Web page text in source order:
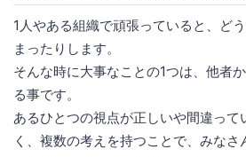
1人やある組織で頑張っていると、ど
まったりします。
そんな時に大事なことの1つは、他者
る事です。
あるひとつの視点が正しいや間違って
く、複数の考えを持つことで、みな